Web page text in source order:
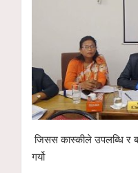
भूमिगत विद्युतीकरणअन्तर्गत